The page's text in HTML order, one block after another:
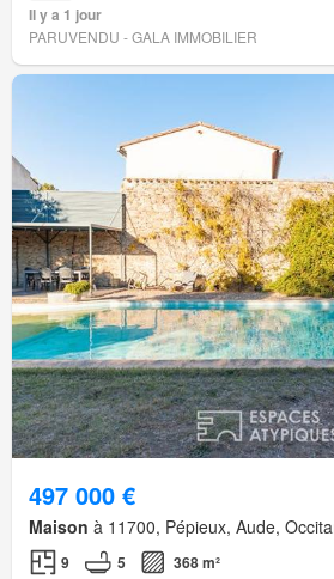
Il y a 1 jour
PARUVENDU - GALA IMMOBILIER
497 000 €
Maison à 11700, Pépieux, Aude,
9 5 368 m²